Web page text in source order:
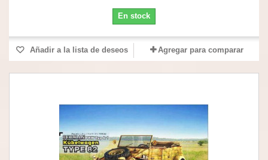
En stock
Añadir a la lista de deseos Agregar para comparar